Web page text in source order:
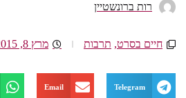
רות ברונשטיין
חיים בסרט, תרבות מרץ 8, 2015
Telegram
Email